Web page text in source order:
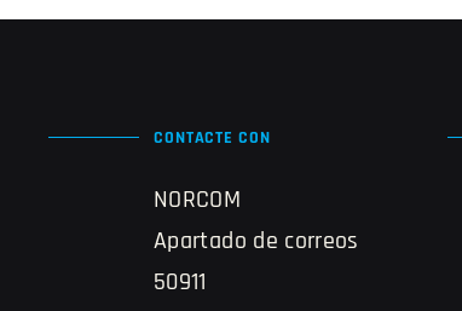
CONTACTE CON
NORCOM
Apartado de correos
50911